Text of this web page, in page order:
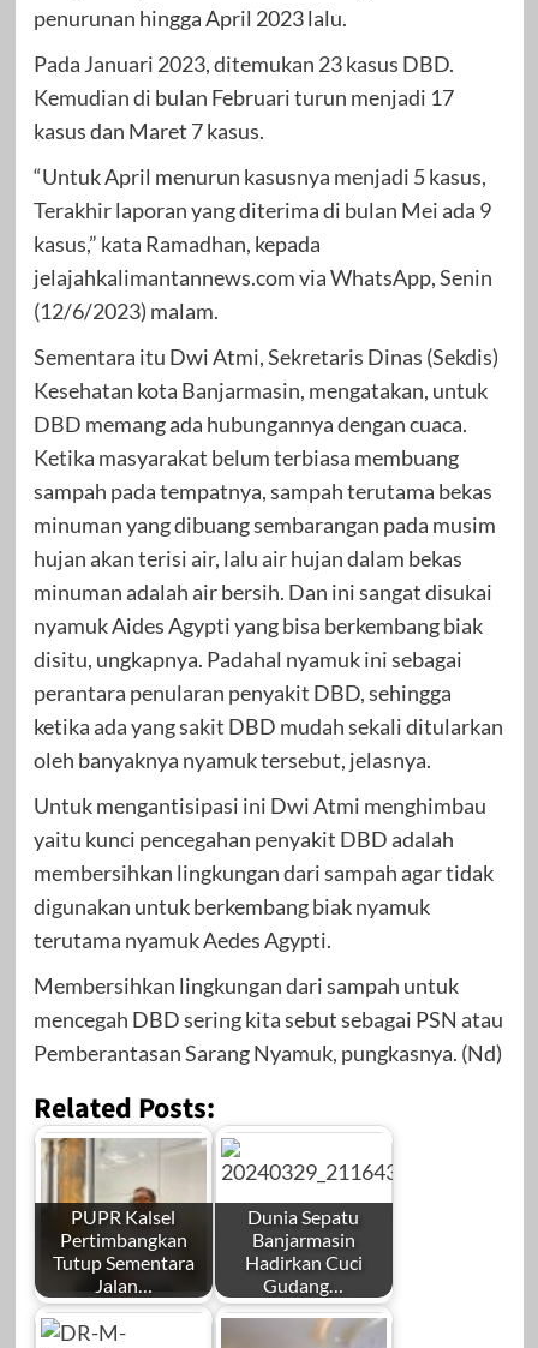
penurunan hingga April 2023 lalu.
Pada Januari 2023, ditemukan 23 kasus DBD.
Kemudian di bulan Februari turun menjadi 17
kasus dan Maret 7 kasus.
“Untuk April menurun kasusnya menjadi 5 kasus,
Terakhir laporan yang diterima di bulan Mei ada 9
kasus,” kata Ramadhan, kepada
jelajahkalimantannews.com via WhatsApp, Senin
(12/6/2023) malam.
Sementara itu Dwi Atmi, Sekretaris Dinas (Sekdis)
Kesehatan kota Banjarmasin, mengatakan, untuk
DBD memang ada hubungannya dengan cuaca.
Ketika masyarakat belum terbiasa membuang
sampah pada tempatnya, sampah terutama bekas
minuman yang dibuang sembarangan pada musim
hujan akan terisi air, lalu air hujan dalam bekas
minuman adalah air bersih. Dan ini sangat disukai
nyamuk Aides Agypti yang bisa berkembang biak
disitu, ungkapnya. Padahal nyamuk ini sebagai
perantara penularan penyakit DBD, sehingga
ketika ada yang sakit DBD mudah sekali ditularkan
oleh banyaknya nyamuk tersebut, jelasnya.
Untuk mengantisipasi ini Dwi Atmi menghimbau
yaitu kunci pencegahan penyakit DBD adalah
membersihkan lingkungan dari sampah agar tidak
digunakan untuk berkembang biak nyamuk
terutama nyamuk Aedes Agypti.
Membersihkan lingkungan dari sampah untuk
mencegah DBD sering kita sebut sebagai PSN atau
Pemberantasan Sarang Nyamuk, pungkasnya. (Nd)
Related Posts:
PUPR Kalsel
Pertimbangkan
Tutup Sementara
Jalan…
Dunia Sepatu
Banjarmasin
Hadirkan Cuci
Gudang…